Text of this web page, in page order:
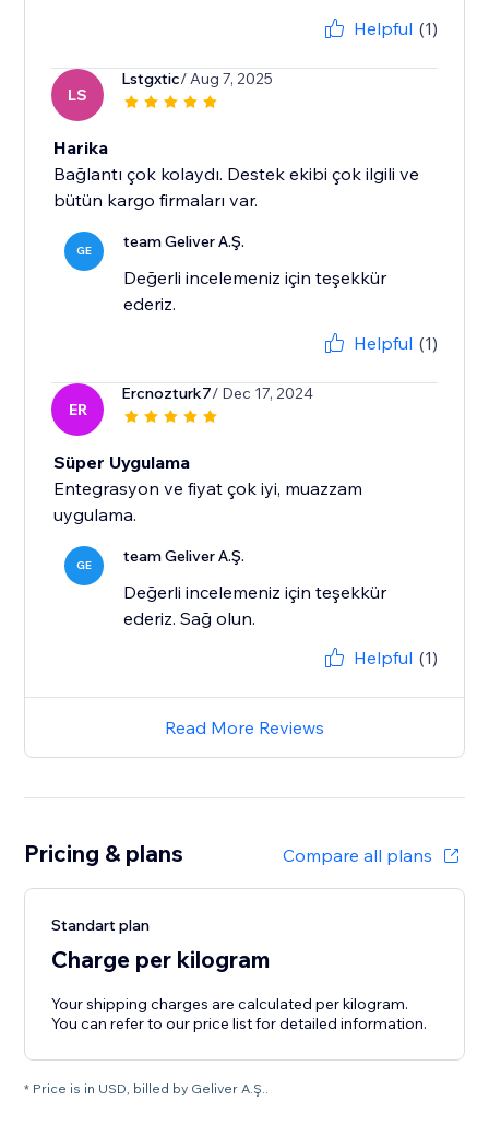
Helpful (1)
LS
Lstgxtic/ Aug 7, 2025
Harika
Bağlantı çok kolaydı. Destek ekibi çok ilgili ve
bütün kargo firmaları var.
GE team Geliver A.Ş.
Değerli incelemeniz için teşekkür
ederiz.
Helpful (1)
ER
Ercnozturk7/ Dec 17, 2024
Süper Uygulama
Entegrasyon ve fiyat çok iyi, muazzam
uygulama.
GE team Geliver A.Ş.
Değerli incelemeniz için teşekkür
ederiz. Sağ olun.
Helpful (1)
Read More Reviews
Pricing & plans Compare all plans
Standart plan
Charge per kilogram
Your shipping charges are calculated per kilogram.
You can refer to our price list for detailed information.
* Price is in USD, billed by Geliver A.Ş..